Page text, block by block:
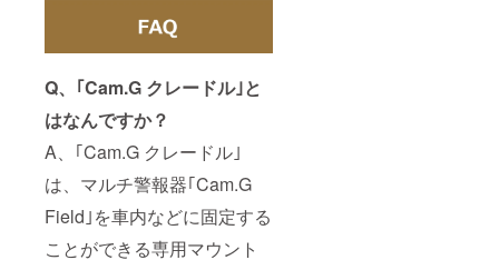
Q、｢Cam.G クレードル｣と
はなんですか？
A、｢Cam.G クレードル｣
は、マルチ警報器｢Cam.G
Field｣を車内などに固定する
ことができる専用マウント